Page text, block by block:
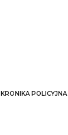
KRONIKA POLICYJNA